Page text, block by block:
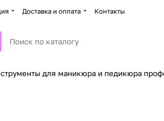
Доставка и оплата Контакты
для маникюра и педикюра